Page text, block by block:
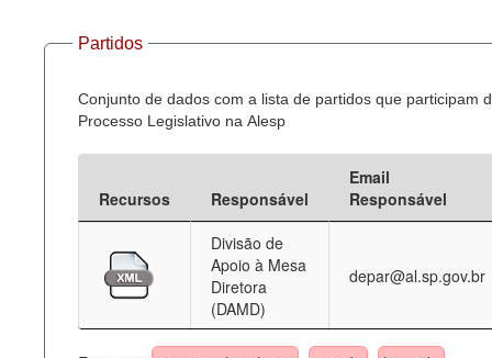
Partidos
Conjunto de dados com a lista de partidos que participam
Processo Legislativo na Alesp
Recursos Responsável
Email
Responsável
Divisão de
Apoio à Mesa
Diretora
(DAMD)
depar@al.sp.gov.br